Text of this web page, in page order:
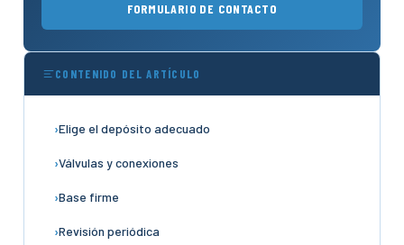
FORMULARIO DE CONTACTO
CONTENIDO DEL ARTÍCULO
Elige el depósito adecuado
Válvulas y conexiones
Base firme
Revisión periódica